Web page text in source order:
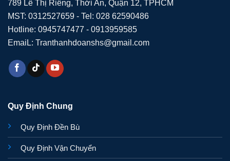
789 Lê Thị Riêng, Thới An, Quận 12, TPHCM
MST: 0312527659 - Tel: 028 62590486
Hotline: 0945747477 - 0913959585
EmaiL: Tranthanhdoanshs@gmail.com
Quy Định Chung
Quy Định Đền Bù
Quy Định Vận Chuyển